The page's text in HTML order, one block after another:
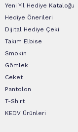
Yeni Yıl Hediye Kataloğu
Hediye Önerileri
Dijital Hediye Çeki
Takım Elbise
Smokin
Gömlek
Ceket
Pantolon
T-Shirt
KEDV Ürünleri